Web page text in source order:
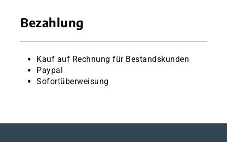
Bezahlung
Kauf auf Rechnung für Bestandskunden
Paypal
Sofortüberweisung